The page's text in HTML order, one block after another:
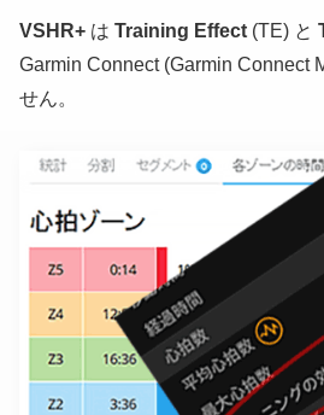
VSHR+ は Training Effect (TE) と
Garmin Connect (Garmin Connect
せん。